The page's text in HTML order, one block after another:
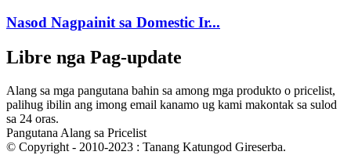
Nasod Nagpainit sa Domestic Ir...
Libre nga Pag-update
Alang sa mga pangutana bahin sa among mga produkto o pricelist,
palihug ibilin ang imong email kanamo ug kami makontak sa sulod
sa 24 oras.
Pangutana Alang sa Pricelist
© Copyright - 2010-2023 : Tanang Katungod Gireserba.